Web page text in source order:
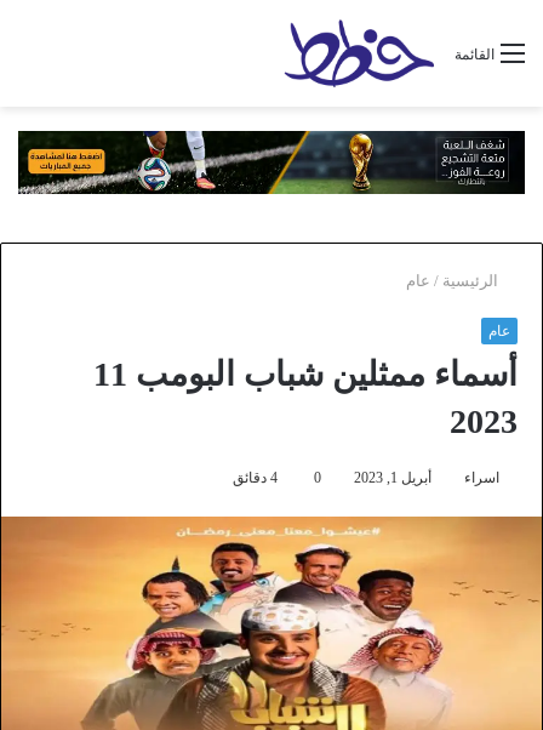
القائمة
الرئيسية / عام
عام
أسماء ممثلين شباب البومب 11
2023
اسراء أبريل 1, 2023 0